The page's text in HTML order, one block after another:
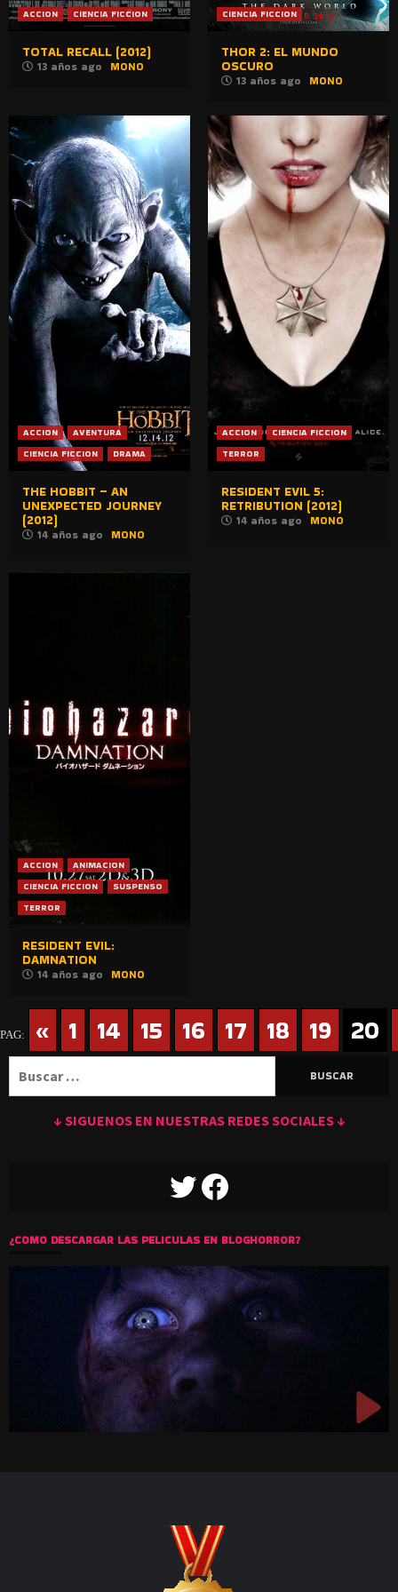
ACCION CIENCIA FICCION
TOTAL RECALL (2012)
13 años ago MONO
CIENCIA FICCION
THOR 2: EL MUNDO
OSCURO
13 años ago MONO
ACCION
AVENTURA
CIENCIA FICCION
DRAMA
THE HOBBIT – AN
UNEXPECTED JOURNEY
(2012)
14 años ago MONO
ACCION
CIENCIA FICCION
TERROR
RESIDENT EVIL 5:
RETRIBUTION (2012)
14 años ago MONO
ACCION
ANIMACION
CIENCIA FICCION
SUSPENSO
TERROR
RESIDENT EVIL:
DAMNATION
14 años ago MONO
PAG: « 1 14 15 16 17 18 19 20
↓ SIGUENOS EN NUESTRAS REDES SOCIALES ↓
TWITTERFACEBOOK
¿COMO DESCARGAR LAS PELICULAS EN BLOGHORROR?